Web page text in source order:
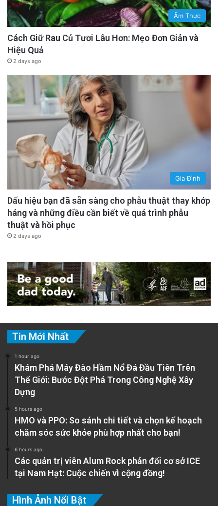
Ẩm Thực
Cách Giữ Rau Củ Tươi Lâu Hơn: Mẹo Đơn Giản và
Hiệu Quả
2 days ago
Gia Đình
Dấu hiệu bạn đã sẵn sàng cho phẫu thuật thay khớp
háng và những điều cần biết về quá trình phẫu
thuật và hồi phục
2 days ago
Tin Mới Nhất
1 hour ago
Khám Phá Máy Đào Hầm Nổ Đá Đầu Tiên Trên
Thế Giới: Bước Đột Phá Trong Công Nghệ Xây
Dựng
5 hours ago
HMO và PPO: So sánh chi tiết và chọn kế hoạch
chăm sóc sức khỏe phù hợp nhất cho bạn!
6 hours ago
Các quản trị viên Alum Rock phản đối cơ sở ICE
tại Nam Hạt: Cuộc chiến vì cộng đồng!
Hình Ảnh Nổi Bật